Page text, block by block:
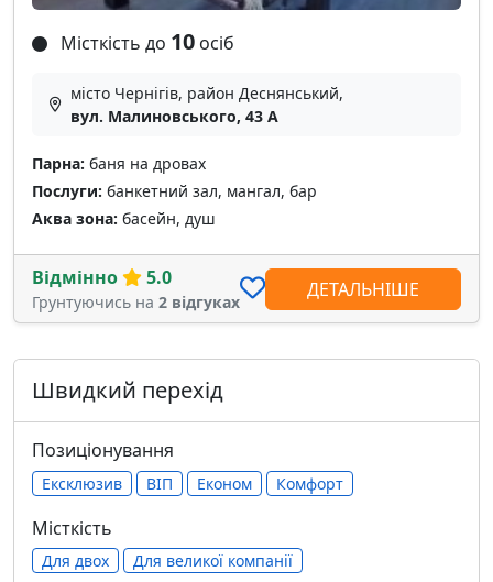
Місткість до 10 осіб
місто Чернігів, район Деснянський,
вул. Малиновського, 43 А
Парна: баня на дровах
Послуги: банкетний зал, мангал, бар
Аква зона: басейн, душ
Відмінно 5.0
Грунтуючись на 2 відгуках
ДЕТАЛЬНІШЕ
Швидкий перехід
Позиціонування
Ексклюзив ВІП Економ Комфорт
Місткість
Для двох Для великої компанії